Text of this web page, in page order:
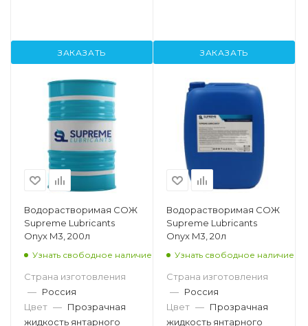
ЗАКАЗАТЬ ЗАКАЗАТЬ
Водорастворимая СОЖ
Supreme Lubricants
Onyx M3, 200л
Узнать свободное наличие
Страна изготовления
— Россия
Цвет — Прозрачная
жидкость янтарного
Водорастворимая СОЖ
Supreme Lubricants
Onyx M3, 20л
Узнать свободное наличие
Страна изготовления
— Россия
Цвет — Прозрачная
жидкость янтарного